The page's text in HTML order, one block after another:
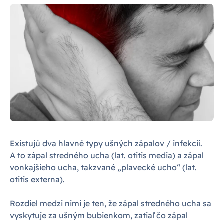
Existujú dva hlavné typy ušných zápalov / infekcií.
A to zápal stredného ucha (lat. otitis media) a zápal
vonkajšieho ucha, takzvané „plavecké ucho“ (lat.
otitis externa).
Rozdiel medzi nimi je ten, že zápal stredného ucha sa
vyskytuje za ušným bubienkom, zatiaľ čo zápal